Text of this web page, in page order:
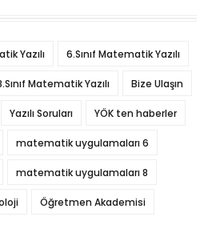
Yazılı 6.Sınıf Matematik Yazılı
Matematik Yazılı Bize Ulaşın
Yazılı Soruları YÖK ten haberler
matematik uygulamaları 6
matematik uygulamaları 8
Öğretmen Akademisi